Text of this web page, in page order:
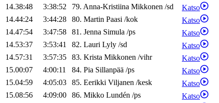
14.38:48
3:38:52 79. Anna-Kristiina Mikkonen /sd
Katso
14.44:24
3:44:28 80. Martin Paasi /kok
Katso
14.47:54
3:47:58 81. Jenna Simula /ps
Katso
14.53:37
3:53:41 82. Lauri Lyly /sd
Katso
14.57:31
3:57:35 83. Krista Mikkonen /vihr
Katso
15.00:07
4:00:11 84. Pia Sillanpää /ps
Katso
15.04:59
4:05:03 85. Eerikki Viljanen /kesk
Katso
15.08:56
4:09:00 86. Mikko Lundén /ps
Katso